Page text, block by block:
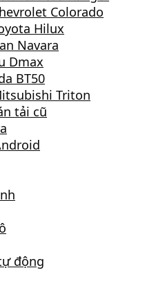
Colorado
Hilux
Navara
Dmax
BT50
Triton
tải cũ
động